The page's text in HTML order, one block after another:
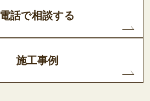
電話で相談する
施工事例